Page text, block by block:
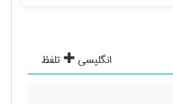
انگلیسی
تلفظ